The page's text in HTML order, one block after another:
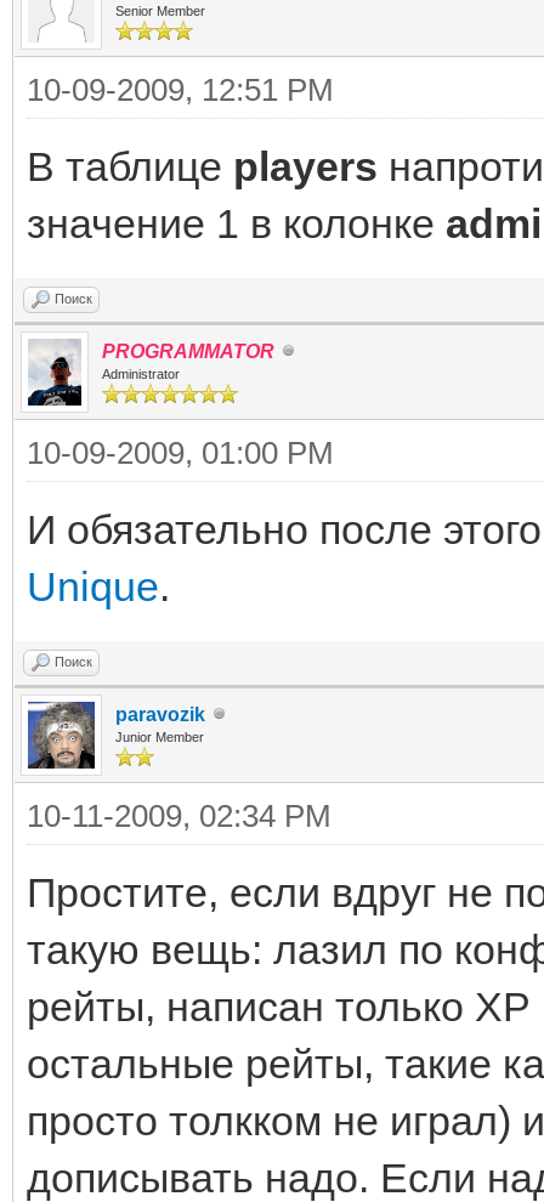
Senior Member
10-09-2009, 12:51 PM
В таблице players
значение 1 в колонке
Поиск
PROGRAMMATOR
Administrator
10-09-2009, 01:00 PM
И обязательно после
Unique.
Поиск
paravozik
Junior Member
10-11-2009, 02:34 PM
Простите, если вдруг не
такую вещь: лазил по
рейты, написан только
остальные рейты, такие
просто толкком не играл)
дописывать надо. Если